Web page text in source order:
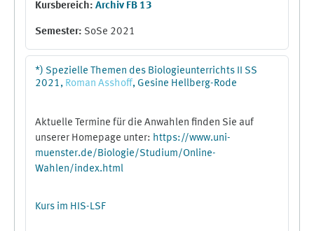
Kursbereich: Archiv FB 13
Semester: SoSe 2021
*) Spezielle Themen des Biologieunterrichts II SS
2021, Roman Asshoff, Gesine Hellberg-Rode
Aktuelle Termine für die Anwahlen finden Sie auf
unserer Homepage unter: https://www.uni-
muenster.de/Biologie/Studium/Online-
Wahlen/index.html
Kurs im HIS-LSF